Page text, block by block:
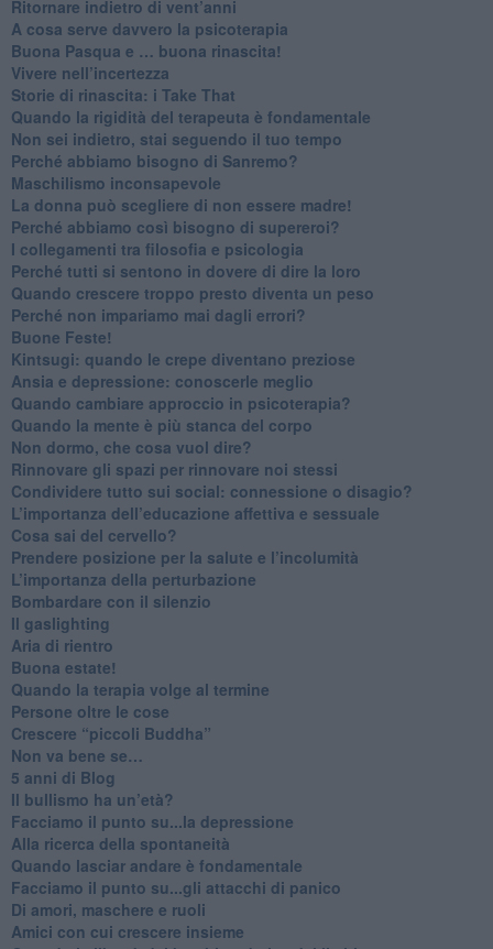
Ritornare indietro di vent’anni
​A cosa serve davvero la psicoterapia
​Buona Pasqua e … buona rinascita!
​Vivere nell’incertezza
​Storie di rinascita: i Take That
​Quando la rigidità del terapeuta è fondamentale
​Non sei indietro, stai seguendo il tuo tempo
​Perché abbiamo bisogno di Sanremo?
​Maschilismo inconsapevole
​La donna può scegliere di non essere madre!
​Perché abbiamo così bisogno di supereroi?
​I collegamenti tra filosofia e psicologia
​Perché tutti si sentono in dovere di dire la loro
​Quando crescere troppo presto diventa un peso
​Perché non impariamo mai dagli errori?
​Buone Feste!
​Kintsugi: quando le crepe diventano preziose
Ansia e depressione: conoscerle meglio
Quando cambiare approccio in psicoterapia?
​Quando la mente è più stanca del corpo
Non dormo, che cosa vuol dire?
​Rinnovare gli spazi per rinnovare noi stessi
​Condividere tutto sui social: connessione o disagio?
​L’importanza dell’educazione affettiva e sessuale
​Cosa sai del cervello?
Prendere posizione per la salute e l’incolumità
L’importanza della perturbazione
​Bombardare con il silenzio
Il gaslighting
Aria di rientro
Buona estate!
​Quando la terapia volge al termine
​Persone oltre le cose
​Crescere “piccoli Buddha”
Non va bene se…
​5 anni di Blog
​Il bullismo ha un’età?
Facciamo il punto su...la depressione
​Alla ricerca della spontaneità
​Quando lasciar andare è fondamentale
Facciamo il punto su...gli attacchi di panico
Di amori, maschere e ruoli
​Amici con cui crescere insieme